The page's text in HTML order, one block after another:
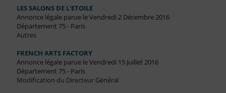
LES SALONS DE L'ETOILE
Annonce légale parue le Vendredi 2 Décembre 2016
Département 75 - Paris
Autres
FRENCH ARTS FACTORY
Annonce légale parue le Vendredi 15 Juillet 2016
Département 75 - Paris
Modification du Directeur Général